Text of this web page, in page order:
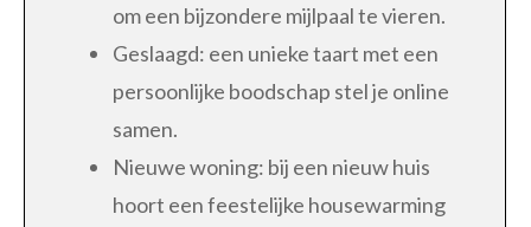
om een bijzondere mijlpaal te vieren.
Geslaagd: een unieke taart met een
persoonlijke boodschap stel je online
samen.
Nieuwe woning: bij een nieuw huis
hoort een feestelijke housewarming